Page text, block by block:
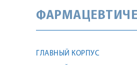
ГЛАВНЫЙ КОРПУС